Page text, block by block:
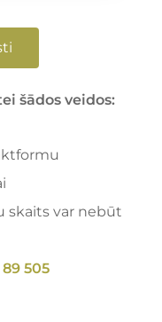
šādos veidos:
skaits var nebūt
89 505